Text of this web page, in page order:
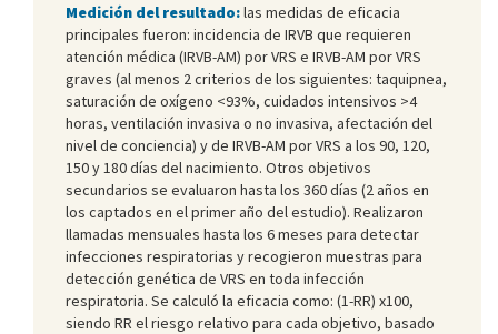
Medición del resultado:las medidas de eficacia
principales fueron: incidencia de IRVB que requieren
atención médica (IRVB-AM) por VRS e IRVB-AM por VRS
graves (al menos 2 criterios de los siguientes: taquipnea,
saturación de oxígeno <93%, cuidados intensivos >4
horas, ventilación invasiva o no invasiva, afectación del
nivel de conciencia) y de IRVB-AM por VRS a los 90, 120,
150 y 180 días del nacimiento. Otros objetivos
secundarios se evaluaron hasta los 360 días (2 años en
los captados en el primer año del estudio). Realizaron
llamadas mensuales hasta los 6 meses para detectar
infecciones respiratorias y recogieron muestras para
detección genética de VRS en toda infección
respiratoria. Se calculó la eficacia como: (1-RR) x100,
siendo RR el riesgo relativo para cada objetivo, basado